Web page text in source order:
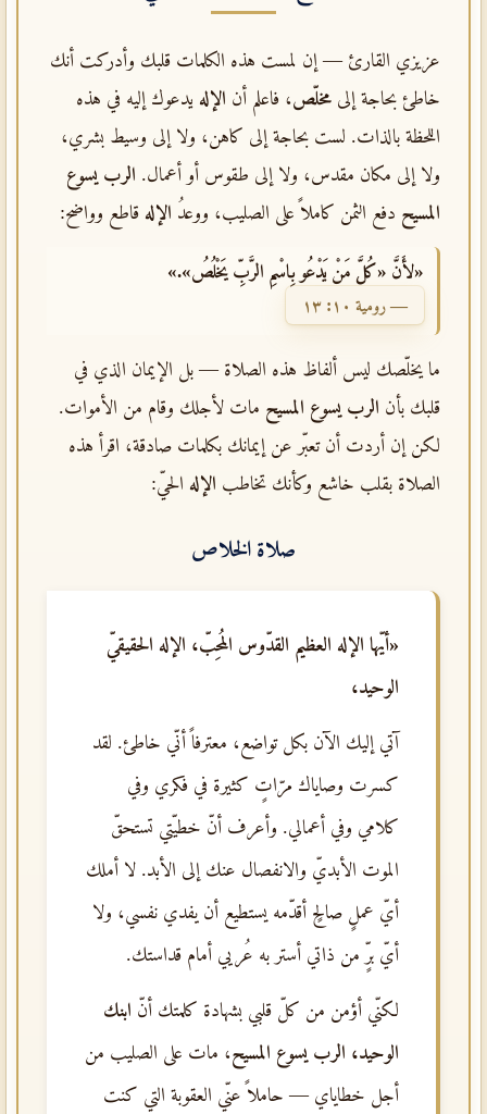
عزيزي القارئ — إن لمست هذه الكلمات قلبك وأدركت أنك
خاطئ بحاجة إلى مخلّص، فاعلم أن الإله يدعوك إليه في هذه
اللحظة بالذات. لست بحاجة إلى كاهن، ولا إلى وسيط بشري،
ولا إلى مكان مقدس، ولا إلى طقوس أو أعمال. الرب يسوع
المسيح دفع الثمن كاملاً على الصليب، ووعدُ الإله قاطع وواضح:
«لأَنَّ «كُلَّ مَنْ يَدْعُو بِاسْمِ الرَّبِّ يَخْلُصُ».»
— رومية ١٠: ١٣
ما يخلّصك ليس ألفاظ هذه الصلاة — بل الإيمان الذي في
قلبك بأن الرب يسوع المسيح مات لأجلك وقام من الأموات.
لكن إن أردت أن تعبّر عن إيمانك بكلمات صادقة، اقرأ هذه
الصلاة بقلب خاشع وكأنك تخاطب الإله الحيّ:
صلاة الخلاص
«أيّها الإله العظيم القدّوس المُحِبّ، الإله الحقيقيّ
الوحيد،
آتي إليك الآن بكل تواضع، معترفاً أنّي خاطئ. لقد
كسرت وصاياك مرّاتٍ كثيرة في فكري وفي
كلامي وفي أعمالي. وأعرف أنّ خطيّتي تستحقّ
الموت الأبديّ والانفصال عنك إلى الأبد. لا أملك
أيّ عملٍ صالحٍ أقدّمه يستطيع أن يفدي نفسي، ولا
أيّ برٍّ من ذاتي أستر به عُريي أمام قداستك.
لكنّي أؤمن من كلّ قلبي بشهادة كلمتك أنّ ابنك
الوحيد، الرب يسوع المسيح، مات على الصليب من
أجل خطاياي — حاملاً عنّي العقوبة التي كنت